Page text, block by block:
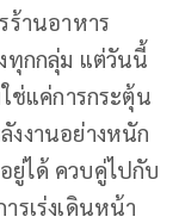
ร้านอาหาร
ทุกกลุ่ม แต่วันนี้
ช่แค่การกระตุ้น
งงานอย่างหนัก
ยู่ได้ ควบคู่ไปกับ
รเร่งเดินหน้า